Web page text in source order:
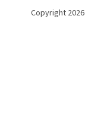
Copyright 2026